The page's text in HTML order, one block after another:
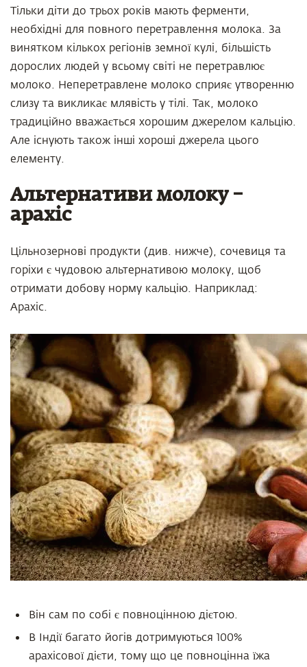
Тільки діти до трьох років мають ферменти,
необхідні для повного перетравлення молока. За
винятком кількох регіонів земної кулі, більшість
дорослих людей у ​​всьому світі не перетравлює
молоко. Неперетравлене молоко сприяє утворенню
слизу та викликає млявість у тілі. Так, молоко
традиційно вважається хорошим джерелом кальцію.
Але існують також інші хороші джерела цього
елементу.
Альтернативи молоку –
арахіс
Цільнозернові продукти (див. нижче), сочевиця та
горіхи є чудовою альтернативою молоку, щоб
отримати добову норму кальцію. Наприклад:
Арахіс.
Він сам по собі є повноцінною дієтою.
В Індії багато йогів дотримуються 100%
арахісової дієти, тому що це повноцінна їжа